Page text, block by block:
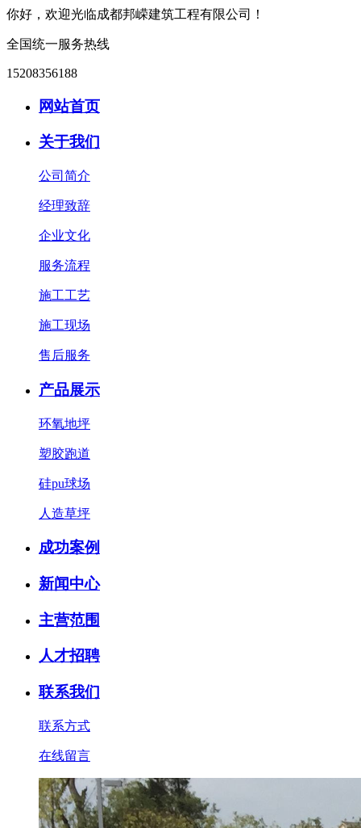
你好，欢迎光临成都邦嵘建筑工程有限公司！
全国统一服务热线
15208356188
网站首页
关于我们
公司简介
经理致辞
企业文化
服务流程
施工工艺
施工现场
售后服务
产品展示
环氧地坪
塑胶跑道
硅pu球场
人造草坪
成功案例
新闻中心
主营范围
人才招聘
联系我们
联系方式
在线留言